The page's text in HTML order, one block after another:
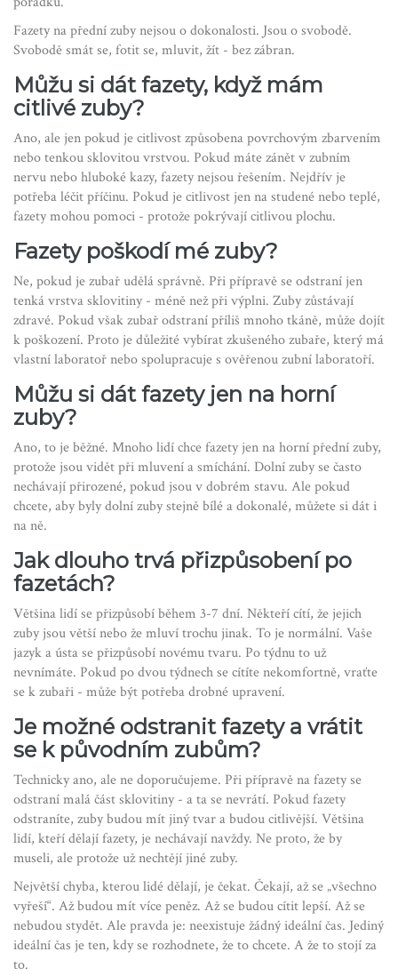
Fazety na přední zuby nejsou o dokonalosti. Jsou o svobodě.
Svobodě smát se, fotit se, mluvit, žít - bez zábran.
Můžu si dát fazety, když mám
citlivé zuby?
Ano, ale jen pokud je citlivost způsobena povrchovým zbarvením
nebo tenkou sklovitou vrstvou. Pokud máte zánět v zubním
nervu nebo hluboké kazy, fazety nejsou řešením. Nejdřív je
potřeba léčit příčinu. Pokud je citlivost jen na studené nebo teplé,
fazety mohou pomoci - protože pokrývají citlivou plochu.
Fazety poškodí mé zuby?
Ne, pokud je zubař udělá správně. Při přípravě se odstraní jen
tenká vrstva sklovitiny - méně než při výplni. Zuby zůstávají
zdravé. Pokud však zubař odstraní příliš mnoho tkáně, může dojít
k poškození. Proto je důležité vybírat zkušeného zubaře, který má
vlastní laboratoř nebo spolupracuje s ověřenou zubní laboratoří.
Můžu si dát fazety jen na horní
zuby?
Ano, to je běžné. Mnoho lidí chce fazety jen na horní přední zuby,
protože jsou vidět při mluvení a smíchání. Dolní zuby se často
nechávají přirozené, pokud jsou v dobrém stavu. Ale pokud
chcete, aby byly dolní zuby stejně bílé a dokonalé, můžete si dát i
na ně.
Jak dlouho trvá přizpůsobení po
fazetách?
Většina lidí se přizpůsobí během 3-7 dní. Někteří cítí, že jejich
zuby jsou větší nebo že mluví trochu jinak. To je normální. Vaše
jazyk a ústa se přizpůsobí novému tvaru. Po týdnu to už
nevnímáte. Pokud po dvou týdnech se cítíte nekomfortně, vraťte
se k zubaři - může být potřeba drobné upravení.
Je možné odstranit fazety a vrátit
se k původním zubům?
Technicky ano, ale ne doporučujeme. Při přípravě na fazety se
odstraní malá část sklovitiny - a ta se nevrátí. Pokud fazety
odstraníte, zuby budou mít jiný tvar a budou citlivější. Většina
lidí, kteří dělají fazety, je nechávají navždy. Ne proto, že by
museli, ale protože už nechtějí jiné zuby.
Největší chyba, kterou lidé dělají, je čekat. Čekají, až se „všechno
vyřeší“. Až budou mít více peněz. Až se budou cítit lepší. Až se
nebudou stydět. Ale pravda je: neexistuje žádný ideální čas. Jediný
ideální čas je ten, kdy se rozhodnete, že to chcete. A že to stojí za
to.